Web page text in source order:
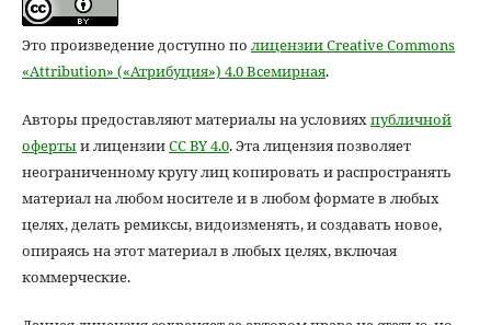
Это произведение доступно по лицензии Creative Commons
«Attribution» («Атрибуция») 4.0 Всемирная.
Авторы предоставляют материалы на условияхпубличной
офертыи лицензииCC BY 4.0. Эта лицензия позволяет
неограниченному кругу лиц копировать и распространять
материал на любом носителе и в любом формате в любых
целях, делать ремиксы, видоизменять, и создавать новое,
опираясь на этот материал в любых целях, включая
коммерческие.